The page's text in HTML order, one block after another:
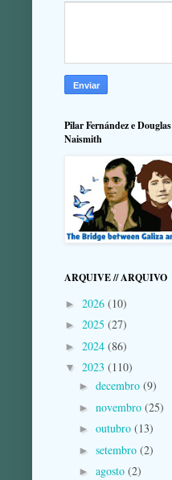
Pilar Fernández e Douglas
Naismith
ARQUIVE // ARQUIVO
► 2026 (10)
► 2025 (27)
► 2024 (86)
▼ 2023 (110)
► decembro (9)
► novembro (25)
► outubro (13)
► setembro (2)
► agosto (2)